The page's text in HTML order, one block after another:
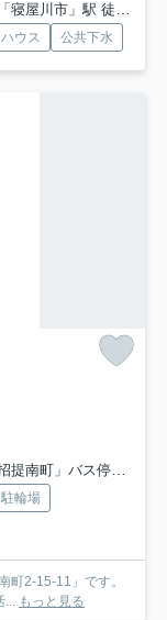
屋川市」駅 徒歩27分
ウス 公共下水
」バス停下車 徒歩2分
駐輪場
町2-15-11」です。
... もっと見る